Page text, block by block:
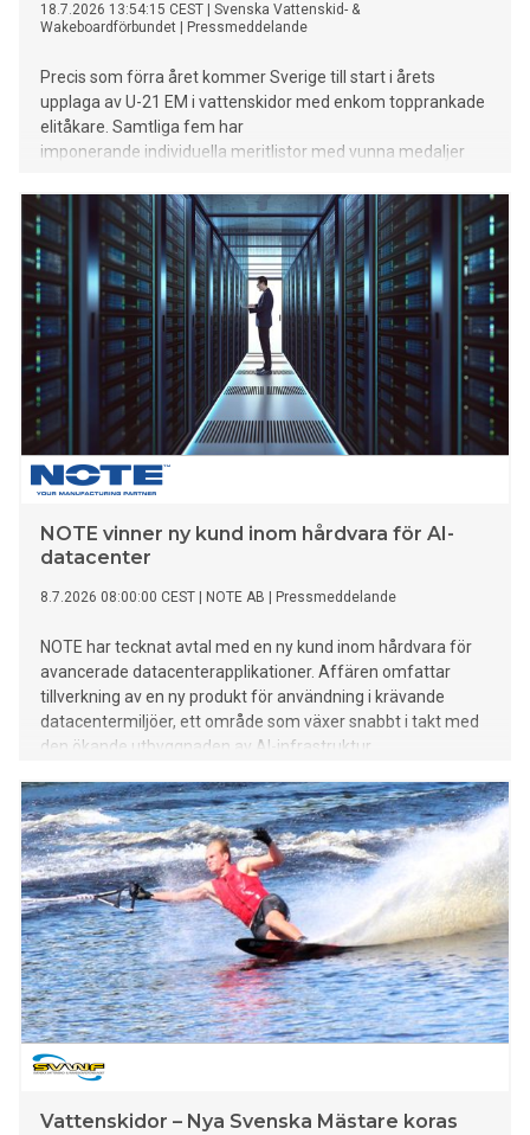
18.7.2026 13:54:15 CEST
Svenska Vattenskid- &
Wakeboardförbundet
Pressmeddelande
Precis som förra året kommer Sverige till start i årets
upplaga av U-21 EM i vattenskidor med enkom topprankade
elitåkare. Samtliga fem har
imponerande individuella meritlistor med vunna medaljer
och mästerskap.
NOTE vinner ny kund inom hårdvara för AI-
datacenter
8.7.2026 08:00:00 CEST NOTE AB Pressmeddelande
NOTE har tecknat avtal med en ny kund inom hårdvara för
avancerade datacenterapplikationer. Affären omfattar
tillverkning av en ny produkt för användning i krävande
datacentermiljöer, ett område som växer snabbt i takt med
den ökande utbyggnaden av AI-infrastruktur.
Vattenskidor – Nya Svenska Mästare koras